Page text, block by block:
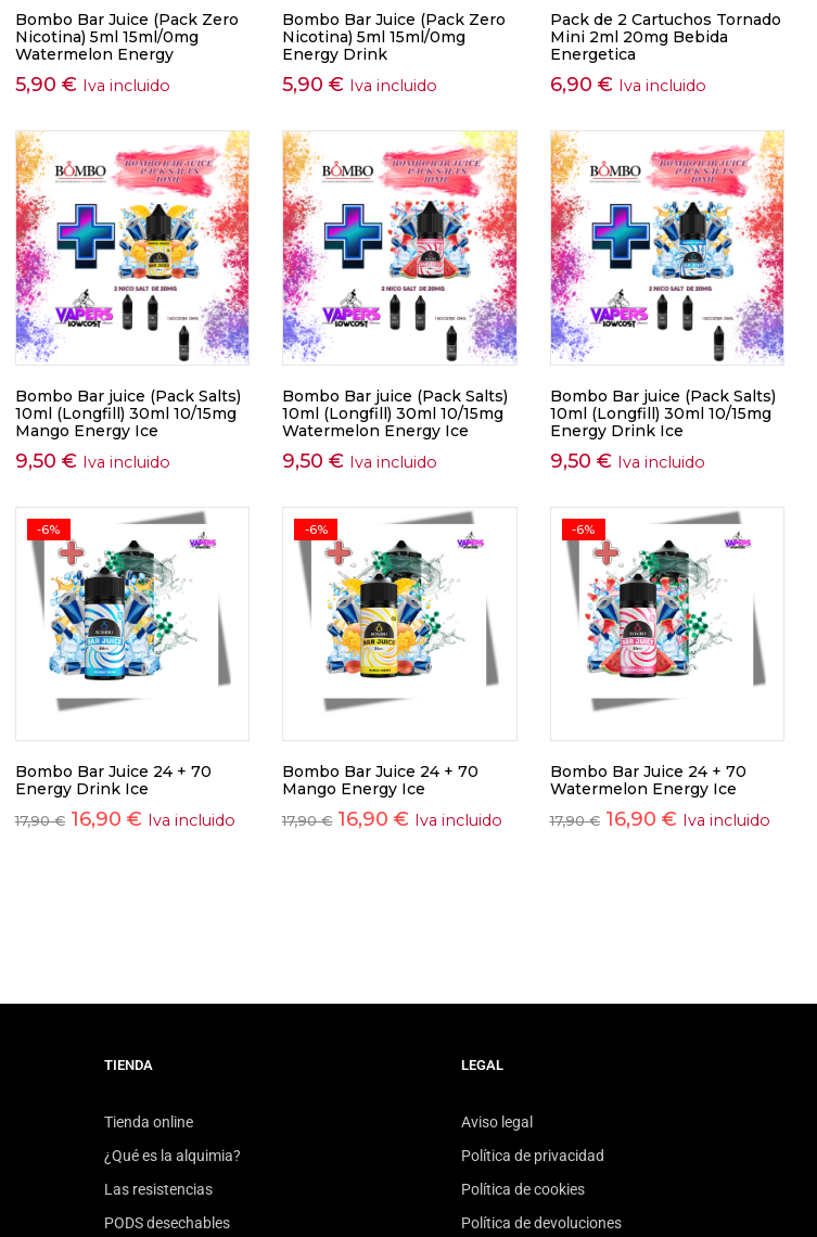
Bombo Bar Juice (Pack Zero
Nicotina) 5ml 15ml/0mg
Watermelon Energy
5,90 € Iva incluido
Bombo Bar Juice (Pack Zero
Nicotina) 5ml 15ml/0mg
Energy Drink
5,90€ Iva incluido
Pack de 2 Cartuchos Tornado
Mini 2ml 20mg Bebida
Energetica
6,90 € Iva incluido
Bombo Bar juice (Pack Salts)
10ml (Longfill) 30ml 10/15mg
Mango Energy Ice
9,50 € Iva incluido
Bombo Bar juice (Pack Salts)
10ml (Longfill) 30ml 10/15mg
Watermelon Energy Ice
9,50€ Iva incluido
Bombo Bar juice (Pack Salts)
10ml (Longfill) 30ml 10/15mg
Energy Drink Ice
9,50 € Iva incluido
-6%
Bombo Bar Juice 24 + 70
Energy Drink Ice
17,90€ 16,90 € Iva incluido
-6%
Bombo Bar Juice 24 + 70
Mango Energy Ice
17,90€ 16,90€ Iva incluido
-6%
Bombo Bar Juice 24 + 70
Watermelon Energy Ice
17,90€ 16,90 € Iva incluido
TIENDA
Tienda online
¿Qué es la alquimia?
Las resistencias
PODS desechables
LEGAL
Aviso legal
Política de privacidad
Política de cookies
Política de devoluciones